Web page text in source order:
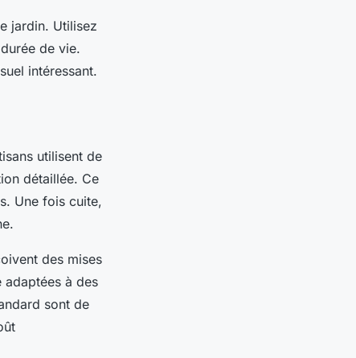
jardin. Utilisez
de vie.
intéressant.
utilisent de
détaillée. Ce
Une fois cuite,
des mises
à des
sont de